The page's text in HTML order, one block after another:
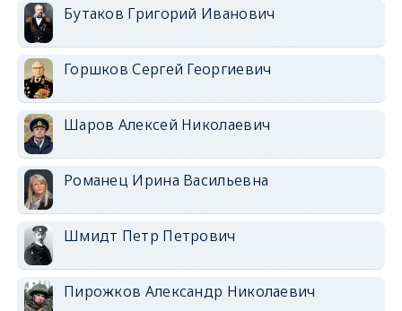
Бутаков Григорий Иванович
Горшков Сергей Георгиевич
Шаров Алексей Николаевич
Романец Ирина Васильевна
Шмидт Петр Петрович
Пирожков Александр Николаевич